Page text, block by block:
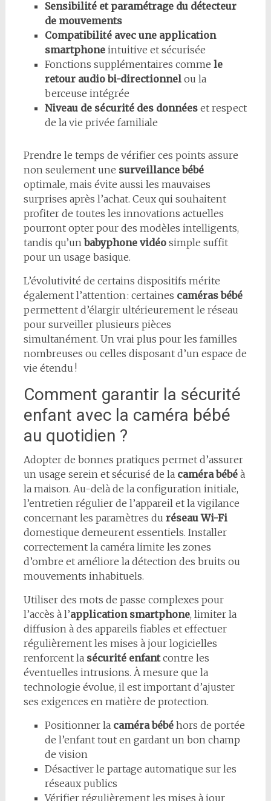
Sensibilité et paramétrage du détecteur
de mouvements
Compatibilité avec une application
smartphoneintuitive et sécurisée
Fonctions supplémentaires comme le
retour audio bi-directionnelou la
berceuse intégrée
Niveau de sécurité des donnéeset respect
de la vie privée familiale
Prendre le temps de vérifier ces points assure
non seulement une surveillance bébé
optimale, mais évite aussi les mauvaises
surprises après l’achat. Ceux qui souhaitent
profiter de toutes les innovations actuelles
pourront opter pour des modèles intelligents,
tandis qu’unbabyphone vidéosimple suffit
pour un usage basique.
L’évolutivité de certains dispositifs mérite
également l’attention : certaines caméras bébé
permettent d’élargir ultérieurement le réseau
pour surveiller plusieurs pièces
simultanément. Un vrai plus pour les familles
nombreuses ou celles disposant d’un espace de
vie étendu !
Comment garantir la sécurité
enfant avec la caméra bébé
au quotidien ?
Adopter de bonnes pratiques permet d’assurer
un usage serein et sécurisé de la caméra bébéà
la maison. Au-delà de la configuration initiale,
l’entretien régulier de l’appareil et la vigilance
concernant les paramètres du réseau Wi-Fi
domestique demeurent essentiels. Installer
correctement la caméra limite les zones
d’ombre et améliore la détection des bruits ou
mouvements inhabituels.
Utiliser des mots de passe complexes pour
l’accès à l’application smartphone, limiter la
diffusion à des appareils fiables et effectuer
régulièrement les mises à jour logicielles
renforcent la sécurité enfantcontre les
éventuelles intrusions. À mesure que la
technologie évolue, il est important d’ajuster
ses exigences en matière de protection.
Positionner la caméra bébéhors de portée
de l’enfant tout en gardant un bon champ
de vision
Désactiver le partage automatique sur les
réseaux publics
Vérifier régulièrement les mises à jour